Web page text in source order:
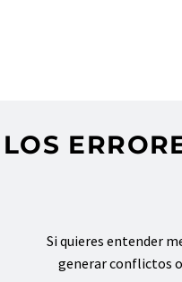
Si quieres entender
generar conflictos